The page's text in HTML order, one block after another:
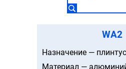
WA2
Назначение —
Материал —